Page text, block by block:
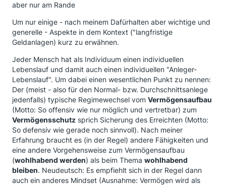
aber nur am Rande
Um nur einige - nach meinem Dafürhalten aber wichtige und
generelle - Aspekte in dem Kontext ("langfristige
Geldanlagen) kurz zu erwähnen.
Jeder Mensch hat als Individuum einen individuellen
Lebenslauf und damit auch einen individuellen "Anleger-
Lebenslauf". Um dabei einen wesentlichen Punkt zu nennen:
Der (meist - also für den Normal- bzw. Durchschnittsanlege
jedenfalls) typische Regimewechsel vom Vermögensaufbau
(Motto: So offensiv wie nur möglich und vertretbar) zum
Vermögensschutz sprich Sicherung des Erreichten (Motto:
So defensiv wie gerade noch sinnvoll). Nach meiner
Erfahrung braucht es (in der Regel) andere Fähigkeiten und
eine andere Vorgehensweise zum Vermögensaufbau
(wohlhabend werden) als beim Thema wohlhabend
bleiben. Neudeutsch: Es empfiehlt sich in der Regel dann
auch ein anderes Mindset (Ausnahme: Vermögen wird als